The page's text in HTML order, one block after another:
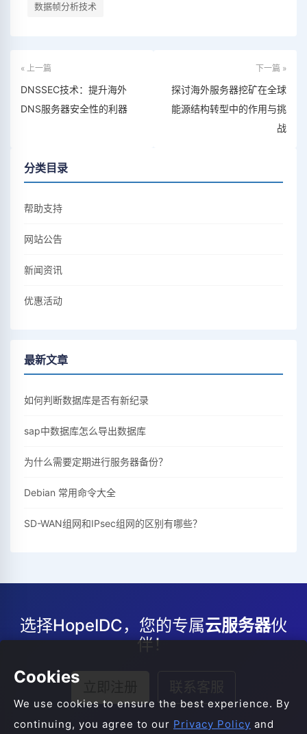
数据帧分析技术
« 上一篇
DNSSEC技术：提升海外
DNS服务器安全性的利器
下一篇 »
探讨海外服务器挖矿在全球
能源结构转型中的作用与挑
战
分类目录
帮助支持
网站公告
新闻资讯
优惠活动
最新文章
如何判断数据库是否有新纪录
sap中数据库怎么导出数据库
为什么需要定期进行服务器备份？
Debian 常用命令大全
SD-WAN组网和IPsec组网的区别有哪些？
选择HopeIDC，您的专属云服务器伙
伴！
Cookies
We use cookies to ensure the best experience. By
continuing, you agree to our Privacy Policy and